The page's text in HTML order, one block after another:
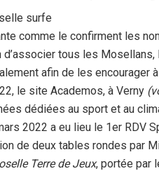
surfe
comme le confirment les
tous les
afin de les encourager
le site Academos, à Verny
dédiées au sport et au
2022 a eu lieu le 1er RDV
de deux tables rondes par
Terre de Jeux, portée par